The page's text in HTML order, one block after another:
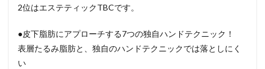
2位はエステティックTBCです。
●皮下脂肪にアプローチする7つの独自ハンドテクニック！
表層たるみ脂肪と、独自のハンドテクニックでは落としにく
い